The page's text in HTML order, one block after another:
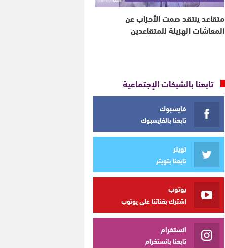
متقاعد ينتقد صمت الأحزاب عن
المعاشات الهزيلة للمتقاعدين
تابعنا بالشبكات الإجتماعية
فايسبوك
تابعنا بالفايسبوك
تويتر
تابعنا بتويتر
يوتوب
اشترك بقناتنا على يوتوب
انستغرام
تابعنا بانستغرام